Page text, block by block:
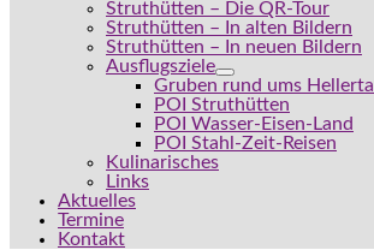
Struthütten – Die QR-Tour
Struthütten – In alten Bildern
Struthütten – In neuen Bildern
Ausflugsziele
Gruben rund ums Hellertal
POI Struthütten
POI Wasser-Eisen-Land
POI Stahl-Zeit-Reisen
Kulinarisches
Links
Aktuelles
Termine
Kontakt